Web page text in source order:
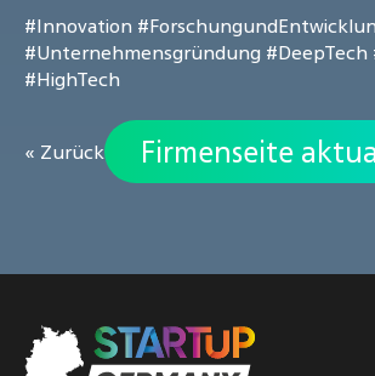
#Innovation
#Unternehmensgründung #DeepTech
#HighTech
« Zurück Firmenseite